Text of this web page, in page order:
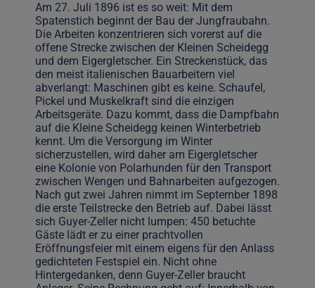
Am 27. Juli 1896 ist es so weit: Mit dem
Spatenstich beginnt der Bau der Jungfraubahn.
Die Arbeiten konzentrieren sich vorerst auf die
offene Strecke zwischen der Kleinen Scheidegg
und dem Eigergletscher. Ein Streckenstück, das
den meist italienischen Bauarbeitern viel
abverlangt: Maschinen gibt es keine. Schaufel,
Pickel und Muskelkraft sind die einzigen
Arbeitsgeräte. Dazu kommt, dass die Dampfbahn
auf die Kleine Scheidegg keinen Winterbetrieb
kennt. Um die Versorgung im Winter
sicherzustellen, wird daher am Eigergletscher
eine Kolonie von Polarhunden für den Transport
zwischen Wengen und Bahnarbeiten aufgezogen.
Nach gut zwei Jahren nimmt im September 1898
die erste Teilstrecke den Betrieb auf. Dabei lässt
sich Guyer-Zeller nicht lumpen: 450 betuchte
Gäste lädt er zu einer prachtvollen
Eröffnungsfeier mit einem eigens für den Anlass
gedichteten Festspiel ein. Nicht ohne
Hintergedanken, denn Guyer-Zeller braucht